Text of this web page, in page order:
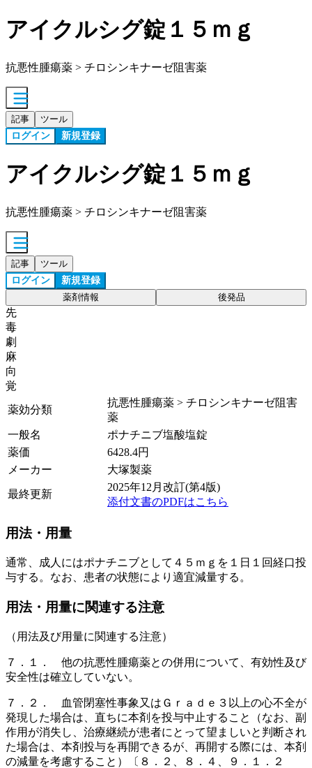
アイクルシグ錠１５ｍｇ
抗悪性腫瘍薬 > チロシンキナーゼ阻害薬
記事 ツール
ログイン 新規登録
アイクルシグ錠１５ｍｇ
抗悪性腫瘍薬 > チロシンキナーゼ阻害薬
記事 ツール
ログイン 新規登録
薬剤情報 後発品
先
毒
劇
麻
向
覚
薬効分類
抗悪性腫瘍薬 > チロシンキナーゼ阻害
薬
一般名
ポナチニブ塩酸塩錠
薬価
6428.4円
メーカー
大塚製薬
最終更新
2025年12月改訂(第4版)
添付文書のPDFはこちら
用法・用量
通常、成人にはポナチニブとして４５ｍｇを１日１回経口投
与する。なお、患者の状態により適宜減量する。
用法・用量に関連する注意
（用法及び用量に関連する注意）
７．１． 他の抗悪性腫瘍薬との併用について、有効性及び
安全性は確立していない。
７．２． 血管閉塞性事象又はＧｒａｄｅ３以上の心不全が
発現した場合は、直ちに本剤を投与中止すること（なお、副
作用が消失し、治療継続が患者にとって望ましいと判断され
た場合は、本剤投与を再開できるが、再開する際には、本剤
の減量を考慮すること）〔８．２、８．４、９．１．２